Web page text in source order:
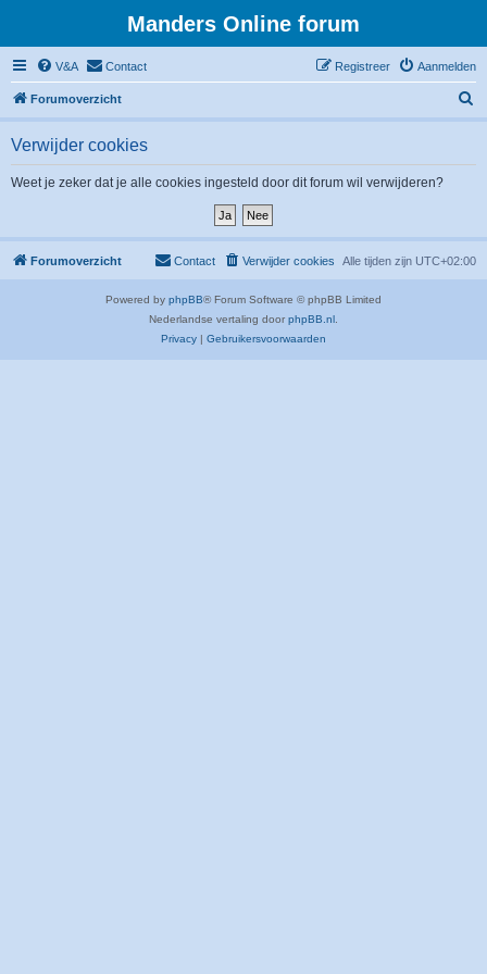
Manders Online forum
V&A Contact Aanmelden
Registreer
Forumoverzicht
Verwijder cookies
Weet je zeker dat je alle cookies ingesteld door dit forum wil verwijderen?
Forumoverzicht Alle tijden zijn UTC+02:00
Verwijder cookies
Contact
Powered by phpBB® Forum Software © phpBB Limited
Nederlandse vertaling door phpBB.nl
Privacy | Gebruikersvoorwaarden